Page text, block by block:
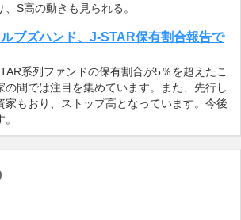
S高の動きも見られる。
ルブズハンド、J-STAR保有割合報告で
系列ファンドの保有割合が5％を超えたこ
の間では注目を集めています。また、先行し
家もおり、ストップ高となっています。今後